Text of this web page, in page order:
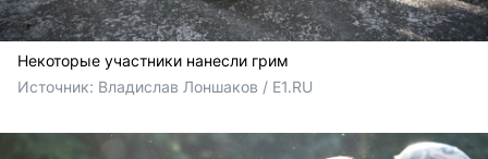
Некоторые участники нанесли грим
Источник: Владислав Лоншаков / E1.RU